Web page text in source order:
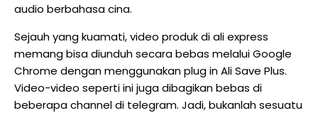
audio berbahasa cina.
Sejauh yang kuamati, video produk di ali express
memang bisa diunduh secara bebas melalui Google
Chrome dengan menggunakan plug in Ali Save Plus.
Video-video seperti ini juga dibagikan bebas di
beberapa channel di telegram. Jadi, bukanlah sesuatu